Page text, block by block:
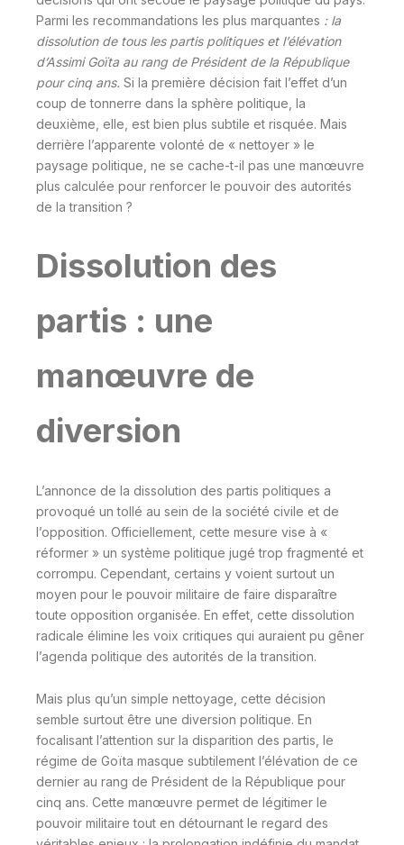
Parmi les recommandations les plus marquantes : la
dissolution de tous les partis politiques et l’élévation
d’Assimi Goïta au rang de Président de la République
pour cinq ans. Si la première décision fait l’effet d’un
coup de tonnerre dans la sphère politique, la
deuxième, elle, est bien plus subtile et risquée. Mais
derrière l’apparente volonté de « nettoyer » le
paysage politique, ne se cache-t-il pas une manœuvre
plus calculée pour renforcer le pouvoir des autorités
de la transition ?
Dissolution des
partis : une
manœuvre de
diversion
L’annonce de la dissolution des partis politiques a
provoqué un tollé au sein de la société civile et de
l’opposition. Officiellement, cette mesure vise à «
réformer » un système politique jugé trop fragmenté et
corrompu. Cependant, certains y voient surtout un
moyen pour le pouvoir militaire de faire disparaître
toute opposition organisée. En effet, cette dissolution
radicale élimine les voix critiques qui auraient pu gêner
l’agenda politique des autorités de la transition.
Mais plus qu’un simple nettoyage, cette décision
semble surtout être une diversion politique. En
focalisant l’attention sur la disparition des partis, le
régime de Goïta masque subtilement l’élévation de ce
dernier au rang de Président de la République pour
cinq ans. Cette manœuvre permet de légitimer le
pouvoir militaire tout en détournant le regard des